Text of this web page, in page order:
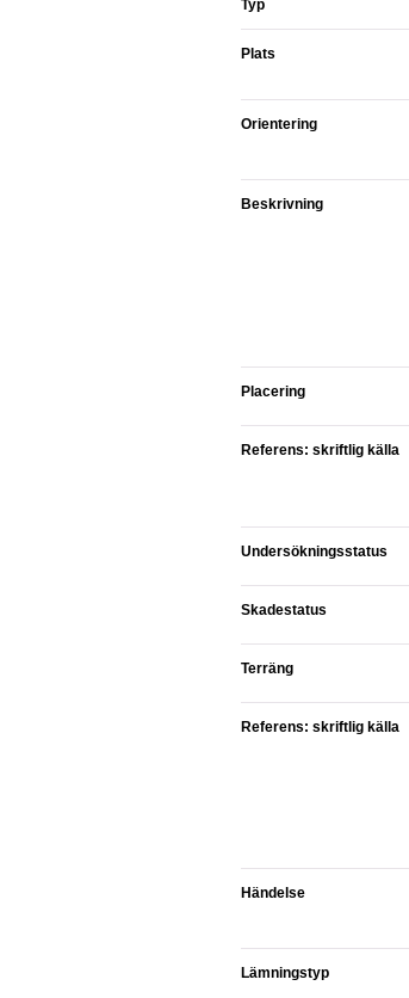
Typ
Plats
Orientering
Beskrivning
Placering
Referens: skriftlig källa
Undersökningsstatus
Skadestatus
Terräng
Referens: skriftlig källa
Händelse
Lämningstyp